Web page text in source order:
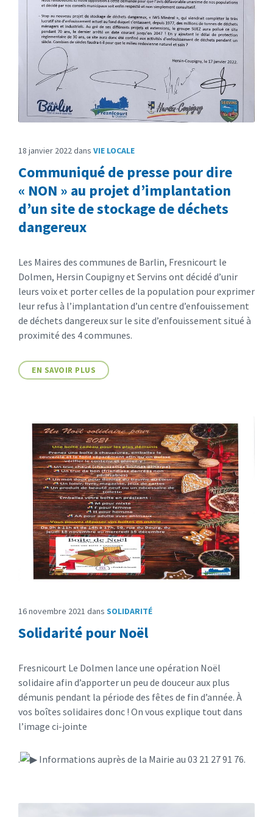
18 janvier 2022 dans VIE LOCALE
Communiqué de presse pour dire
« NON » au projet d’implantation
d’un site de stockage de déchets
dangereux
Les Maires des communes de Barlin, Fresnicourt le
Dolmen, Hersin Coupigny et Servins ont décidé d’unir
leurs voix et porter celles de la population pour exprimer
leur refus à l’implantation d’un centre d’enfouissement
de déchets dangereux sur le site d’enfouissement situé à
proximité des 4 communes.
EN SAVOIR PLUS
16 novembre 2021 dans SOLIDARITÉ
Solidarité pour Noël
Fresnicourt Le Dolmen lance une opération Noël
solidaire afin d’apporter un peu de douceur aux plus
démunis pendant la période des fêtes de fin d’année. À
vos boîtes solidaires donc ! On vous explique tout dans
l’image ci-jointe
. Informations auprès de la Mairie au 03 21 27 91 76.